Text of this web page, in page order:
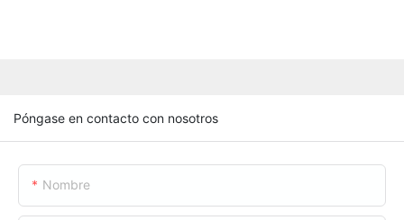
Póngase en contacto con nosotros
Nombre